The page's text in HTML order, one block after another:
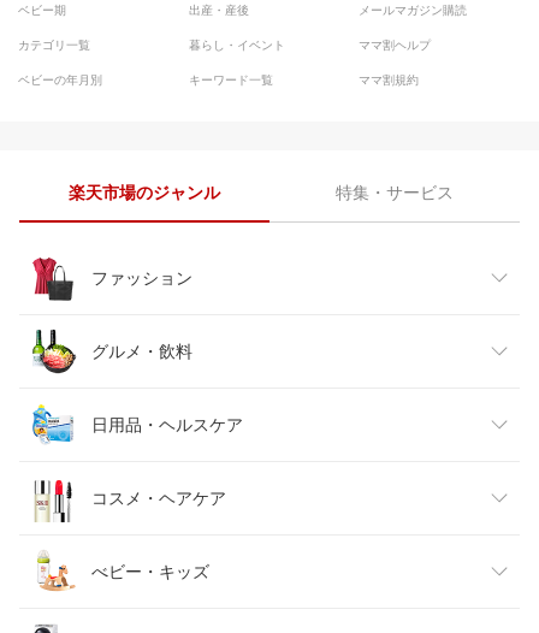
ベビー期
カテゴリ一覧
ベビーの年月別
出産・産後
暮らし・イベント
キーワード一覧
メールマガジン購読
ママ割ヘルプ
ママ割規約
楽天市場のジャンル 特集・サービス
ファッション
レディースファッション
メンズファッション
キッズファッション
ベビーファッション
グルメ・飲料
食品
スイーツ・お菓子
水・ソフトドリンク
日用品・ヘルスケア
日用品雑貨・文房具・手芸
ダイエット・健康
コスメ・ヘアケア
美容・コスメ・香水
べビー・キッズ